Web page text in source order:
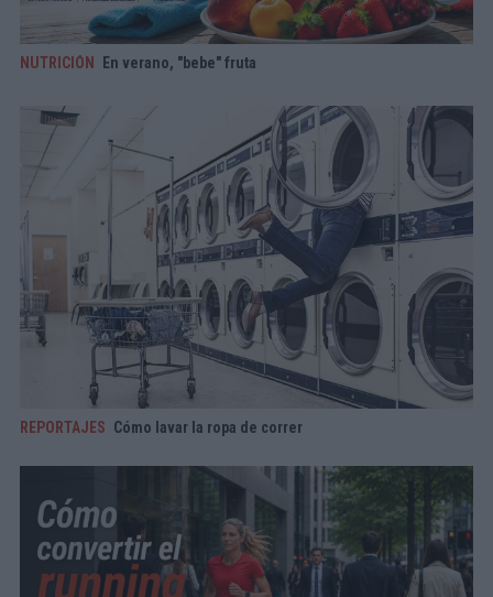
NUTRICIÓN En verano, "bebe" fruta
REPORTAJES Cómo lavar la ropa de correr